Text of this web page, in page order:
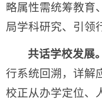
略属性需统筹教育
局学科研究、引领
共话学校发展。
行系统回溯，详解
校正从办学定位、